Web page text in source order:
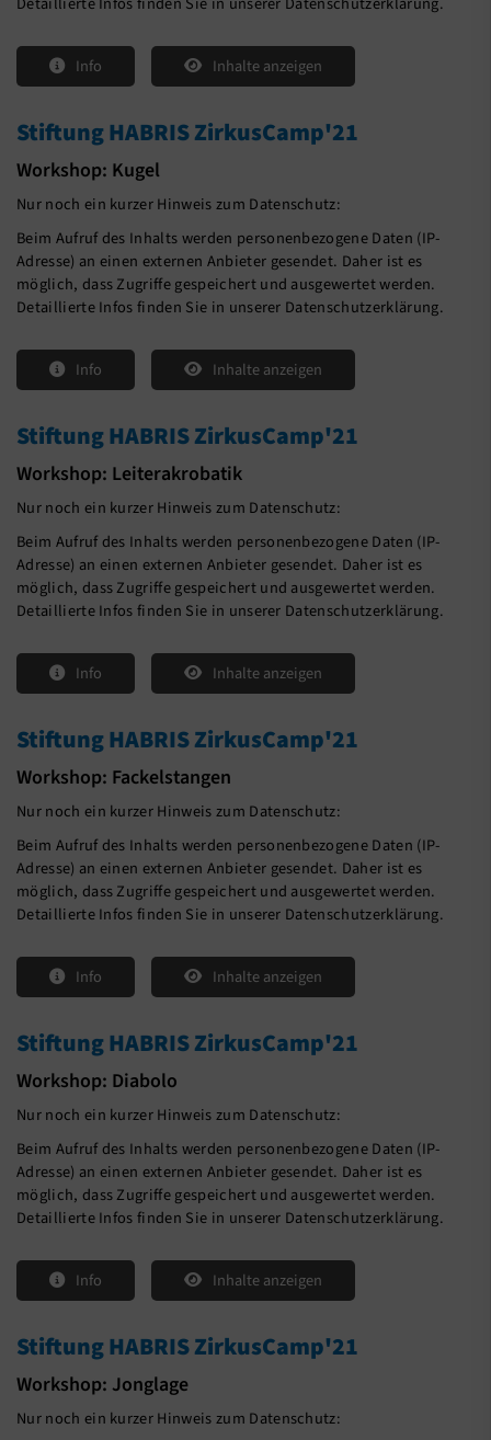
Info Inhalte anzeigen
Stiftung HABRIS ZirkusCamp'21
Workshop: Kugel
Nur noch ein kurzer Hinweis zum Datenschutz:
Beim Aufruf des Inhalts werden personenbezogene Daten (IP-
Adresse) an einen externen Anbieter gesendet. Daher ist es
möglich, dass Zugriffe gespeichert und ausgewertet werden.
Detaillierte Infos finden Sie in unserer Datenschutzerklärung.
Info Inhalte anzeigen
Stiftung HABRIS ZirkusCamp'21
Workshop: Leiterakrobatik
Nur noch ein kurzer Hinweis zum Datenschutz:
Beim Aufruf des Inhalts werden personenbezogene Daten (IP-
Adresse) an einen externen Anbieter gesendet. Daher ist es
möglich, dass Zugriffe gespeichert und ausgewertet werden.
Detaillierte Infos finden Sie in unserer Datenschutzerklärung.
Info Inhalte anzeigen
Stiftung HABRIS ZirkusCamp'21
Workshop: Fackelstangen
Nur noch ein kurzer Hinweis zum Datenschutz:
Beim Aufruf des Inhalts werden personenbezogene Daten (IP-
Adresse) an einen externen Anbieter gesendet. Daher ist es
möglich, dass Zugriffe gespeichert und ausgewertet werden.
Detaillierte Infos finden Sie in unserer Datenschutzerklärung.
Info Inhalte anzeigen
Stiftung HABRIS ZirkusCamp'21
Workshop: Diabolo
Nur noch ein kurzer Hinweis zum Datenschutz:
Beim Aufruf des Inhalts werden personenbezogene Daten (IP-
Adresse) an einen externen Anbieter gesendet. Daher ist es
möglich, dass Zugriffe gespeichert und ausgewertet werden.
Detaillierte Infos finden Sie in unserer Datenschutzerklärung.
Info Inhalte anzeigen
Stiftung HABRIS ZirkusCamp'21
Workshop: Jonglage
Nur noch ein kurzer Hinweis zum Datenschutz: